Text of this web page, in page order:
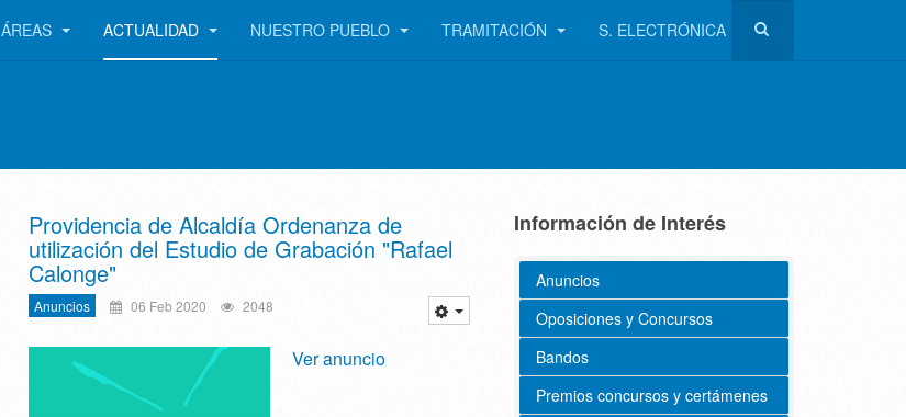
ÁREAS ACTUALIDAD NUESTRO PUEBLO TRAMITACIÓN S. ELECTRÓNICA
Providencia de Alcaldía Ordenanza de
utilización del Estudio de Grabación "Rafael
Calonge"
Anuncios 06 Feb 2020 2048
Ver anuncio
Información de Interés
Anuncios
Oposiciones y Concursos
Bandos
Premios concursos y certámenes